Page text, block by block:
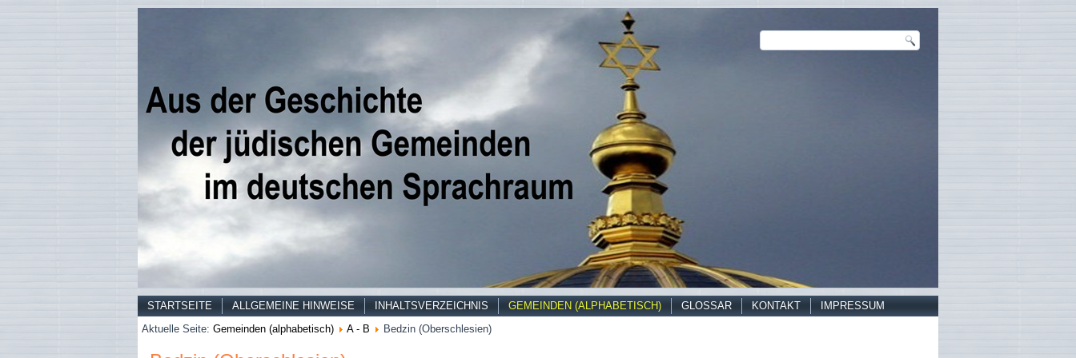
STARTSEITE ALLGEMEINE HINWEISE INHALTSVERZEICHNIS GEMEINDEN (ALPHABETISCH) GLOSSAR KONTAKT
IMPRESSUM
Aktuelle Seite: Gemeinden (alphabetisch) A - B Bedzin (Oberschlesien)